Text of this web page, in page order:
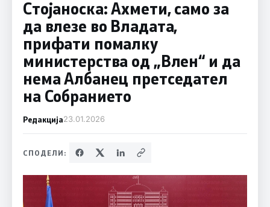
Стојаноска: Ахмети, само за
да влезе во Владата,
прифати помалку
министерства од „Влен“ и да
нема Албанец претседател
на Собранието
Редакција23.01.2026
СПОДЕЛИ: